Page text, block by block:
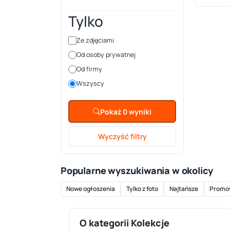
Tylko
Ze zdjęciami
Od osoby prywatnej
Od firmy
Wszyscy
Pokaż 0 wyniki
Wyczyść filtry
Popularne wyszukiwania w okolicy
Nowe ogłoszenia Tylko z foto Najtańsze
O kategorii Kolekcje